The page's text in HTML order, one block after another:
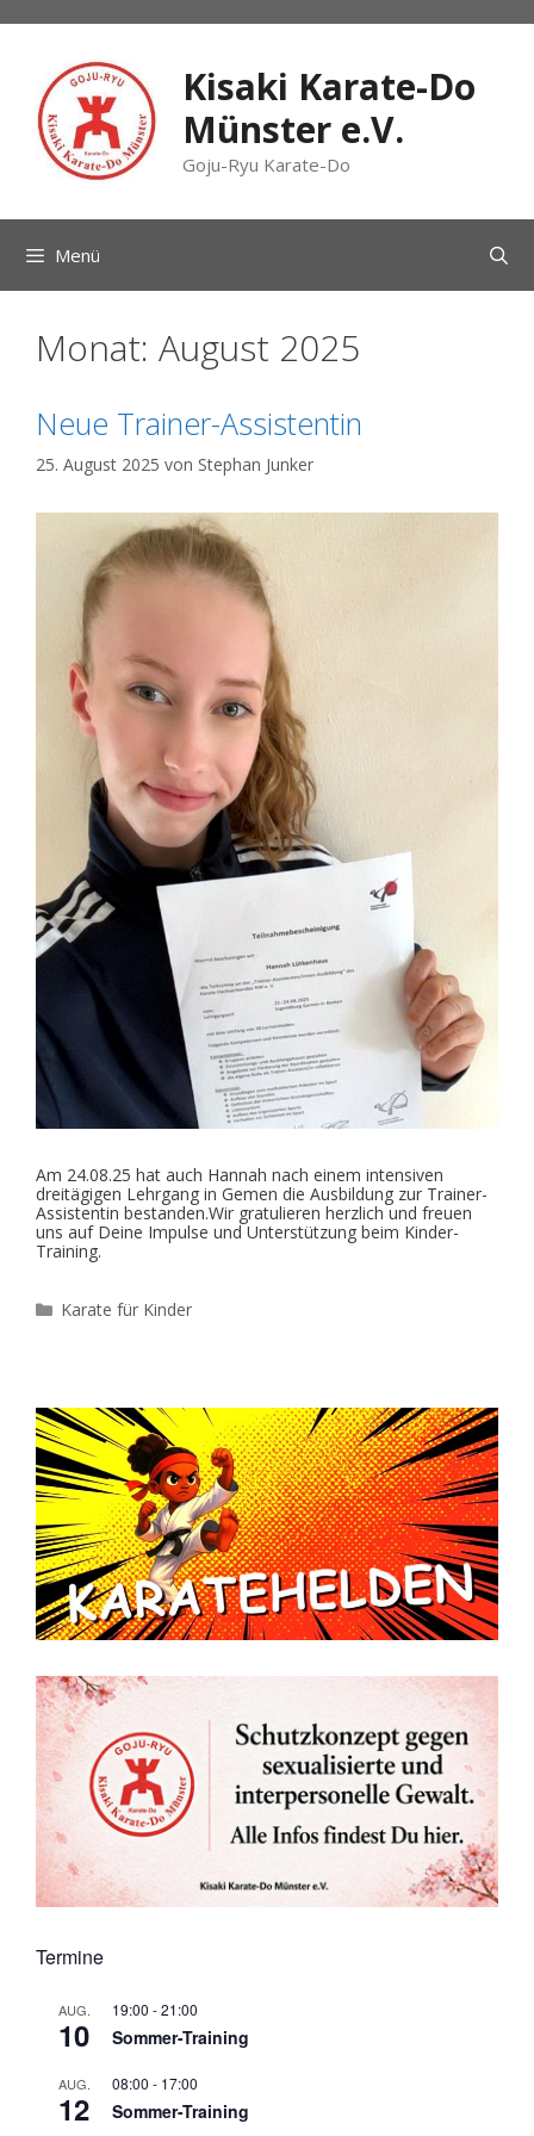
Inhalt
Kisaki Karate-Do
Münster e.V.
Goju-Ryu Karate-Do
Menü
Monat: August 2025
Neue Trainer-Assistentin
25. August 2025 von Stephan Junker
Am 24.08.25 hat auch Hannah nach einem intensiven
dreitägigen Lehrgang in Gemen die Ausbildung zur Trainer-
Assistentin bestanden.Wir gratulieren herzlich und freuen
uns auf Deine Impulse und Unterstützung beim Kinder-
Training.
Kategorien
Karate für Kinder
Termine
AUG.
10
19:00 -21:00
Sommer-Training
AUG.
12
08:00 - 17:00
Sommer-Training